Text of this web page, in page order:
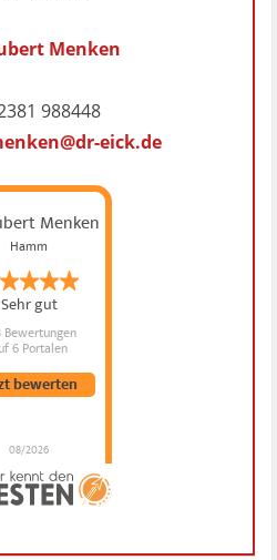
Menken
988448
eick.de
Menken
Hamm
Sehr gut
Bewertungen
6 Portalen
08/2026
bewerten
Dr. Hubert Menken
hat4.88 von5
MenkenBewertungen